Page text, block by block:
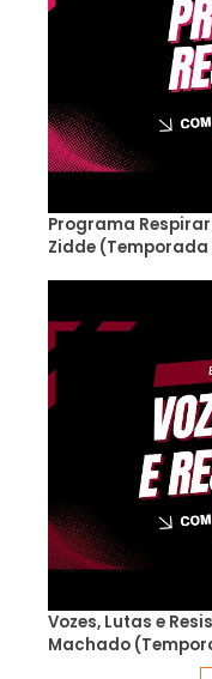
Programa
Zidde (Temporada
Vozes, Lutas e
Machado